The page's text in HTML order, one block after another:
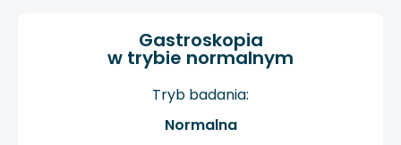
Gastroskopia
w trybie normalnym
Tryb badania:
Normalna